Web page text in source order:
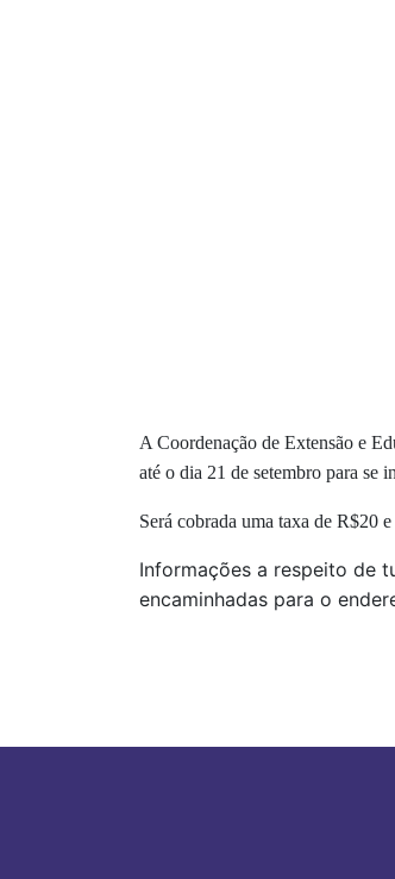
A Coordenação de Extensão e
até o dia 21 de setembro para se
Será cobrada uma taxa de R$20
Informações a respeito de
encaminhadas para o